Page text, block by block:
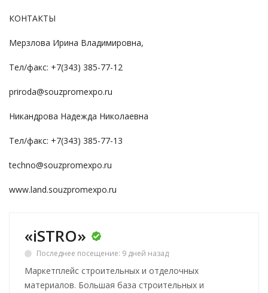
КОНТАКТЫ
Мерзлова Ирина Владимировна,
Тел/факс: +7(343) 385-77-12
priroda@souzpromexpo.ru
Никандрова Надежда Николаевна
Тел/факс: +7(343) 385-77-13
techno@souzpromexpo.ru
www.land.souzpromexpo.ru
«iSTRO»
Последнее посещение: 9 дней назад
Маркетплейс строительных и отделочных
материалов. Большая база строительных и